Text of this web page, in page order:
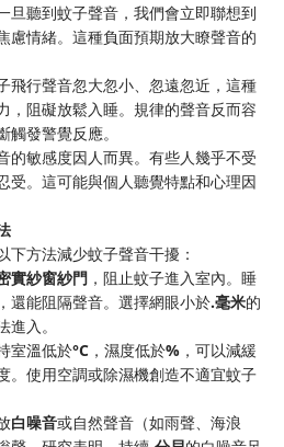
旦聽到蚊子聲音，我們會立即聯想到
慮情緒。這種負面預期放大瞭聲音的
飛行聲音忽大忽小、忽遠忽近，這種
，阻礙放鬆入睡。規律的聲音反而容
發警覺反應。
的敏感度因人而異。有些人幾乎不受
受。這可能與個人聽覺特點和心理因
下方法減少蚊子聲音干擾：
實紗窗紗門​ ​，阻止蚊子進入室內。睡
還能阻隔聲音。選擇網眼小於​​.毫米​​的
入。
室溫低於​​°C​ ​，濕度低於​​%​ ​，可以減緩
。使用空調或除濕機創造不適宜蚊子
​白噪音​​或自然聲音（如雨聲、海浪